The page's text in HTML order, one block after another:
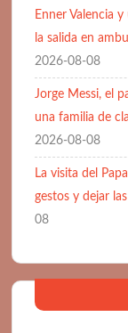
Enner Valencia
la salida en
2026-08-08
Jorge Messi, el
una familia de
2026-08-08
La visita del
gestos y dejar
08